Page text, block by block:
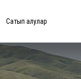
Сатып алулар